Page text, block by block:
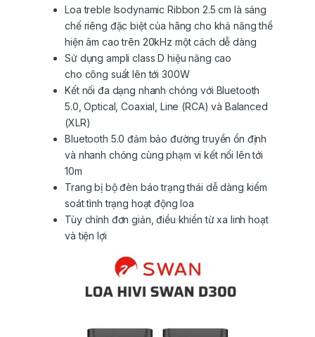
Loa treble Isodynamic Ribbon 2.5 cm là sáng
chế riêng đặc biệt của hãng cho khả năng thể
hiện âm cao trên 20kHz một cách dễ dàng
Sử dụng ampli class D hiệu năng cao
cho công suất lên tới 300W
Kết nối đa dạng nhanh chóng với Bluetooth
5.0, Optical, Coaxial, Line (RCA) và Balanced
(XLR)
Bluetooth 5.0 đảm bảo đường truyền ổn định
và nhanh chóng cùng phạm vi kết nối lên tới
10m
Trang bị bộ đèn báo trạng thái dễ dàng kiểm
soát tình trạng hoạt động loa
Tùy chỉnh đơn giản, điều khiển từ xa linh hoạt
và tiện lợi